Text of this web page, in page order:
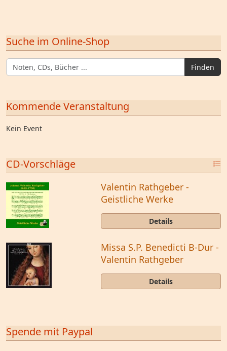
Suche im Online-Shop
Finden
Kommende Veranstaltung
Kein Event
CD-Vorschläge
Valentin Rathgeber -
Geistliche Werke
Details
Missa S.P. Benedicti B-Dur -
Valentin Rathgeber
Details
Spende mit Paypal